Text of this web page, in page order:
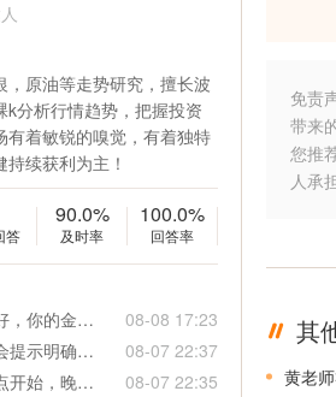
，原油等走势研究，擅长波
k分析行情趋势，把握投资
有着敏锐的嗅觉，有着独特
续获利为主！
答
90.0%
及时率
100.0%
回答率
黄老师礼拜假期好，你的金利润一天经常超过1百美元，是一天一单就超1百美元，还是一天中好几单加一起超1百多美元？
08-08 17:23
老师长线，短线会提示明确吗？长线短线是否要分开各一个帐号？
08-07 22:37
正常老师早上几点开始，晚点几点休息，会提醒吗
08-07 22:35
免责
带来
您推
人承
其